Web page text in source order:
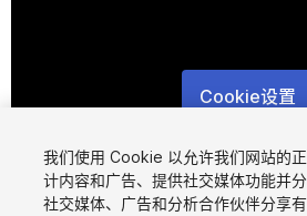
Cookie设置
1/7
我们使用 Cookie 以允许我们网站的
计内容和广告、提供社交媒体功能并
社交媒体、广告和分析合作伙伴分享